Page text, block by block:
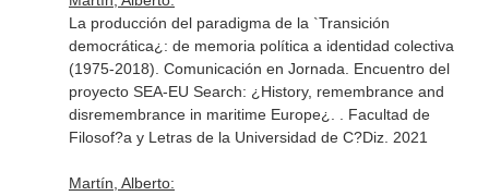
La producción del paradigma de la `Transición
democrática¿: de memoria política a identidad colectiva
(1975-2018). Comunicación en Jornada. Encuentro del
proyecto SEA-EU Search: ¿History, remembrance and
disremembrance in maritime Europe¿. . Facultad de
Filosof?a y Letras de la Universidad de C?Diz. 2021
Martín, Alberto: